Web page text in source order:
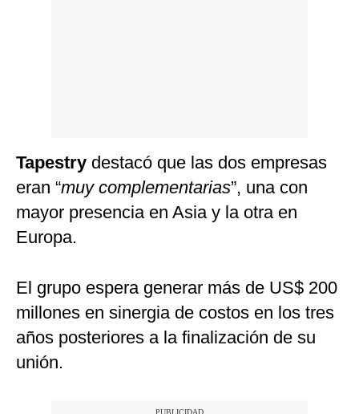
Tapestry destacó que las dos empresas
eran “muy complementarias”, una con
mayor presencia en Asia y la otra en
Europa.
El grupo espera generar más de US$ 200
millones en sinergia de costos en los tres
años posteriores a la finalización de su
unión.